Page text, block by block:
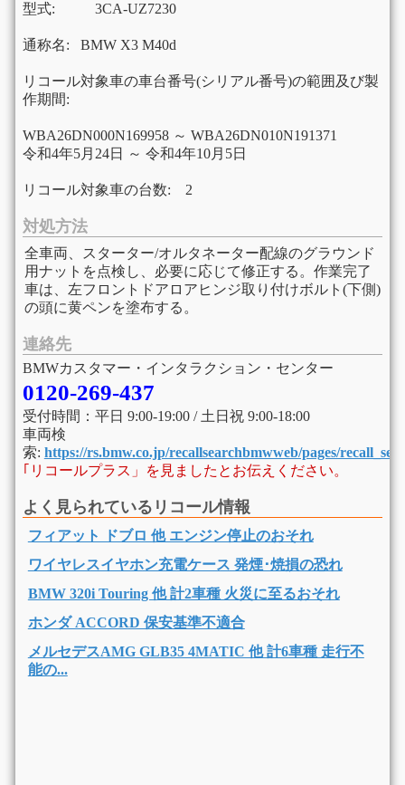
型式: 3CA-UZ7230
通称名: BMW X3 M40d
リコール対象車の車台番号(シリアル番号)の範囲及び製
作期間:
WBA26DN000N169958 ～ WBA26DN010N191371
令和4年5月24日 ～ 令和4年10月5日
リコール対象車の台数: 2
対処方法
全車両、スターター/オルタネーター配線のグラウンド
用ナットを点検し、必要に応じて修正する。作業完了
車は、左フロントドアロアヒンジ取り付けボルト(下側)
の頭に黄ペンを塗布する。
連絡先
BMWカスタマー・インタラクション・センター
0120-269-437
受付時間：平日 9:00-19:00 / 土日祝 9:00-18:00
車両検
索: https://rs.bmw.co.jp/recallsearchbmwweb/pages/
｢リコールプラス」を見ましたとお伝えください。
よく見られているリコール情報
フィアット ドブロ 他 エンジン停止のおそれ
ワイヤレスイヤホン充電ケース 発煙･焼損の恐れ
BMW 320i Touring 他 計2車種 火災に至るおそれ
ホンダ ACCORD 保安基準不適合
メルセデスAMG GLB35 4MATIC 他 計6車種 走行不
能の...